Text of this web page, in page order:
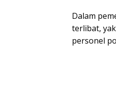
Dalam
terlibat,
personel